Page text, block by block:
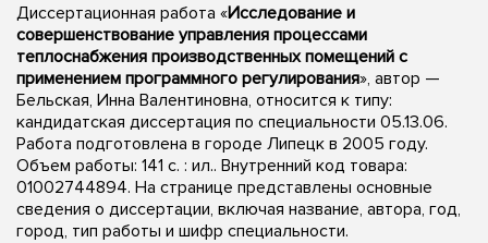
Диссертационная работа «Исследование и
совершенствование управления процессами
теплоснабжения производственных помещений с
применением программного регулирования», автор —
Бельская, Инна Валентиновна, относится к типу:
кандидатская диссертация по специальности 05.13.06.
Работа подготовлена в городе Липецк в 2005 году.
Объем работы: 141 с. : ил.. Внутренний код товара:
01002744894. На странице представлены основные
сведения о диссертации, включая название, автора, год,
город, тип работы и шифр специальности.